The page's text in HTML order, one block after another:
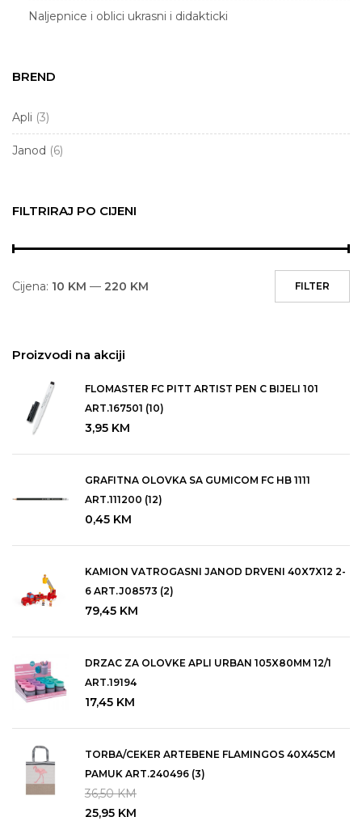
Naljepnice i oblici ukrasni i didakticki
Ruksaci skolski, pernice, torbe i vrecice za sport
Table i pribor za table
Tekstil i dekor za bebe i djecu
Izdvojeno
Poklon Kartica
Skola
BREND
Apli (3)
Janod (6)
FILTRIRAJ PO CIJENI
FILTER
Cijena: 10 KM — 220 KM
Proizvodi na akciji
FLOMASTER FC PITT ARTIST PEN C BIJELI 101
ART.167501 (10)
3,95 KM
GRAFITNA OLOVKA SA GUMICOM FC HB 1111
ART.111200 (12)
0,45 KM
KAMION VATROGASNI JANOD DRVENI 40X7X12 2-
6 ART.J08573 (2)
79,45 KM
DRZAC ZA OLOVKE APLI URBAN 105X80MM 12/1
ART.19194
17,45 KM
TORBA/CEKER ARTEBENE FLAMINGOS 40X45CM
PAMUK ART.240496 (3)
36,50KM
25,95 KM